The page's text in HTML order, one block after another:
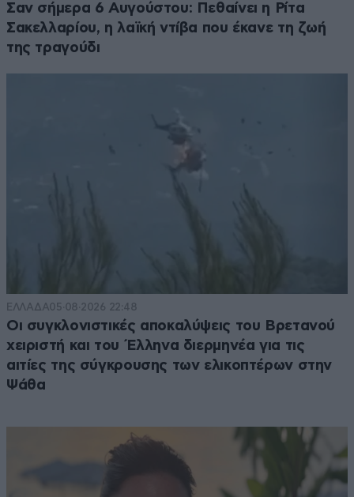
Σαν σήμερα 6 Αυγούστου: Πεθαίνει η Ρίτα
Σακελλαρίου, η λαϊκή ντίβα που έκανε τη ζωή
της τραγούδι
ΕΛΛΑΔΑ05·08·2026 22:48
Οι συγκλονιστικές αποκαλύψεις του Βρετανού
χειριστή και του Έλληνα διερμηνέα για τις
αιτίες της σύγκρουσης των ελικοπτέρων στην
Ψάθα